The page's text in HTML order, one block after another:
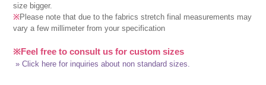
size bigger.
※Please note that due to the fabrics stretch final measurements may
vary a few millimeter from your specification
※Feel free to consult us for custom sizes
» Click here for inquiries about non standard sizes.